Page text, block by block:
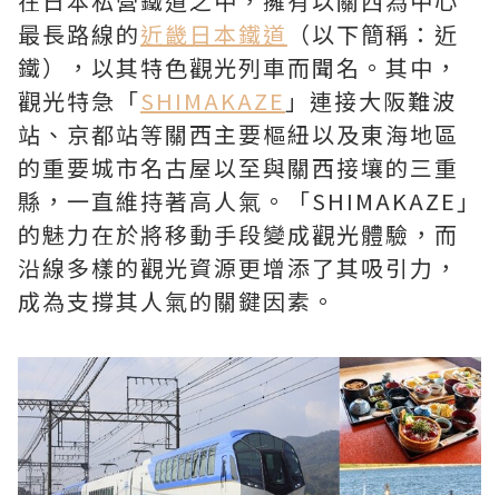
最長路線的近畿日本鐵道 （以下簡稱：近
鐵），以其特色觀光列車而聞名。其中，
觀光特急「SHIMAKAZE 」連接大阪難波
站、京都站等關西主要樞紐以及東海地區
的重要城市名古屋以至與關西接壤的三重
縣，一直維持著高人氣。「SHIMAKAZE」
的魅力在於將移動手段變成觀光體驗，而
沿線多樣的觀光資源更增添了其吸引力，
成為支撐其人氣的關鍵因素。